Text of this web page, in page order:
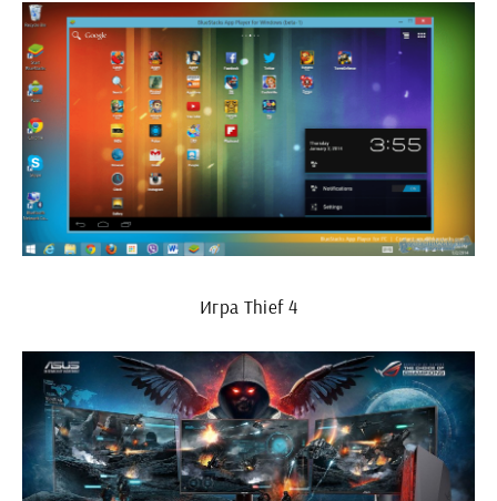
Игра Thief 4